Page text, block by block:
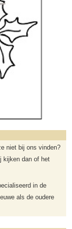
niet bij ons vinden?
kijken dan of het
in de
als de oudere